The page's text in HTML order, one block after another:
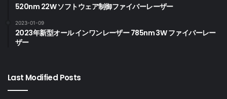
520nm 22W ソフトウェア制御ファイバーレーザー
2023-01-09
2023年新型オール インワンレーザー 785nm 3W ファイバーレー
ザー
Last Modified Posts